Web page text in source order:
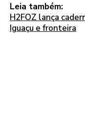
Leia também:
H2FOZ lança
Iguaçu e fronteira